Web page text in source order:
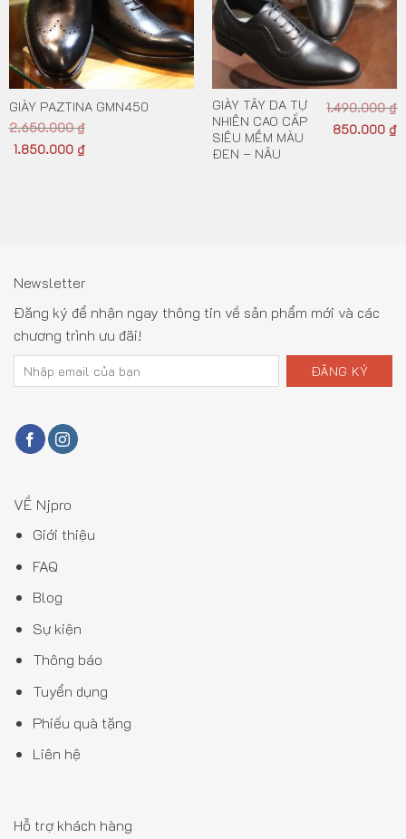
GIÀY PAZTINA GMN450
2.650.000₫
1.850.000 ₫
GIÀY TÂY DA TỰ
NHIÊN CAO CẤP
SIÊU MỀM MÀU
ĐEN – NÂU
1.490.000₫
850.000 ₫
Newsletter
Đăng ký để nhận ngay thông tin về sản phẩm mới và các
chương trình ưu đãi!
VỀ Njpro
Giới thiệu
FAQ
Blog
Sự kiện
Thông báo
Tuyển dụng
Phiếu quà tặng
Liên hệ
Hỗ trợ khách hàng